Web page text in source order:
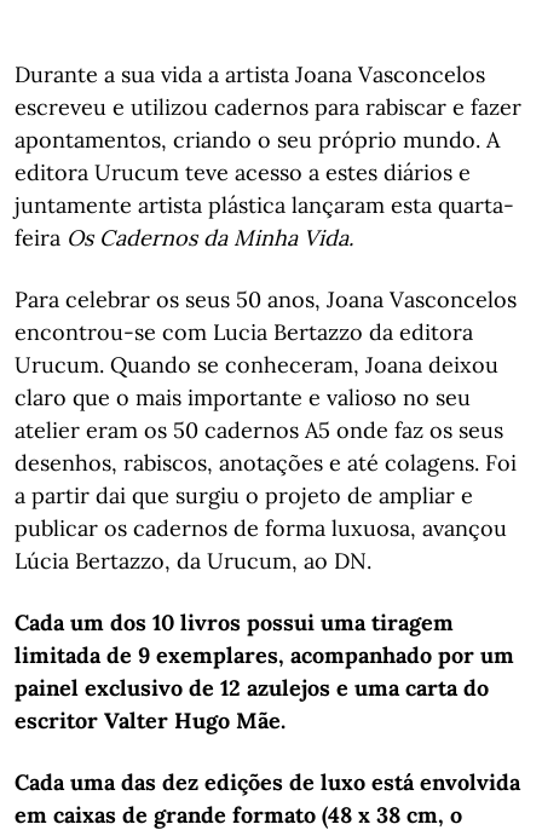
Durante a sua vida a artista Joana Vasconcelos
escreveu e utilizou cadernos para rabiscar e fazer
apontamentos, criando o seu próprio mundo. A
editora Urucum teve acesso a estes diários e
juntamente artista plástica lançaram esta quarta-
feira Os Cadernos da Minha Vida.
Para celebrar os seus 50 anos, Joana Vasconcelos
encontrou-se com Lucia Bertazzo da editora
Urucum. Quando se conheceram, Joana deixou
claro que o mais importante e valioso no seu
atelier eram os 50 cadernos A5 onde faz os seus
desenhos, rabiscos, anotações e até colagens. Foi
a partir dai que surgiu o projeto de ampliar e
publicar os cadernos de forma luxuosa, avançou
Lúcia Bertazzo, da Urucum, ao DN.
Cada um dos 10 livros possui uma tiragem
limitada de 9 exemplares, acompanhado por um
painel exclusivo de 12 azulejos e uma carta do
escritor Valter Hugo Mãe.
Cada uma das dez edições de luxo está envolvida
em caixas de grande formato (48 x 38 cm, o